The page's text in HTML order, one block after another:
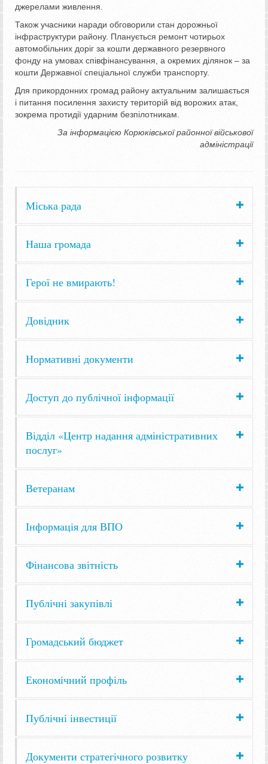
джерелами живлення.
Також учасники наради обговорили стан дорожньої
інфраструктури району. Планується ремонт чотирьох
автомобільних доріг за кошти державного резервного
фонду на умовах співфінансування, а окремих ділянок – за
кошти Державної спеціальної служби транспорту.
Для прикордонних громад району актуальним залишається
і питання посилення захисту територій від ворожих атак,
зокрема протидії ударним безпілотникам.
За інформацією Корюківської районної військової
адміністрації
Міська рада
Наша громада
Герої не вмирають!
Довідник
Нормативні документи
Доступ до публічної інформації
Відділ «Центр надання адміністративних
послуг»
Ветеранам
Інформація для ВПО
Фінансова звітність
Публічні закупівлі
Громадський бюджет
Економічний профіль
Публічні інвестиції
Документи стратегічного розвитку